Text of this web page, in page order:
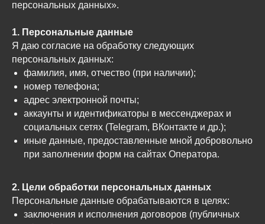
персональных данных».
1. Персональные данные
Я даю согласие на обработку следующих
персональных данных:
фамилия, имя, отчество (при наличии);
номер телефона;
адрес электронной почты;
аккаунты и идентификаторы в мессенджерах и
социальных сетях (Telegram, ВКонтакте и др.);
иные данные, предоставленные мной добровольно
при заполнении форм на сайтах Оператора.
2. Цели обработки персональных данных
Персональные данные обрабатываются в целях:
заключения и исполнения договоров (публичных